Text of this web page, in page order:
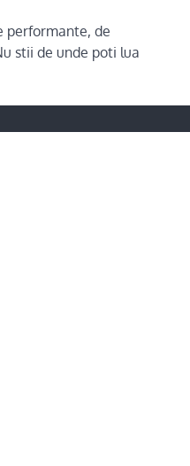
performante, de
stii de unde poti lua